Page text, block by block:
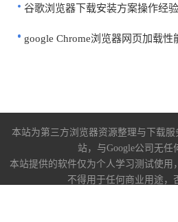
谷歌浏览器下载安装方案操作经
google Chrome浏览器网页加载性
本站为第三方浏览器资源整理与下载服
站，与Google公司无任
本站提供的软件仅为个人学习测试使用
不得用于任何商业用途，